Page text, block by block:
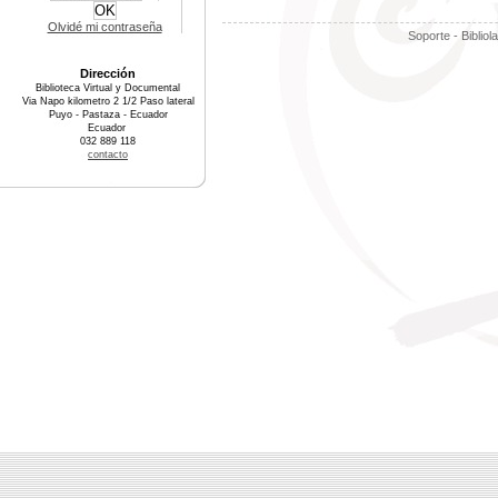
Soporte -
Olvidé mi contraseña
Dirección
Biblioteca Virtual y Documental
Via Napo kilometro 2 1/2 Paso lateral
Puyo - Pastaza - Ecuador
Ecuador
032 889 118
contacto